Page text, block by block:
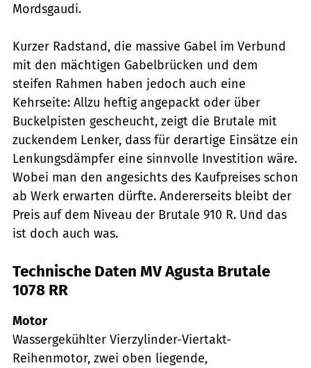
Mordsgaudi.
Kurzer Radstand, die massive Gabel im Verbund
mit den mächtigen Gabelbrücken und dem
steifen Rahmen haben jedoch auch eine
Kehrseite: Allzu heftig angepackt oder über
Buckelpisten gescheucht, zeigt die Brutale mit
zuckendem Lenker, dass für derartige Einsätze ein
Lenkungsdämpfer eine sinnvolle Investition wäre.
Wobei man den angesichts des Kaufpreises schon
ab Werk erwarten dürfte. Andererseits bleibt der
Preis auf dem Niveau der Brutale 910 R. Und das
ist doch auch was.
Technische Daten MV Agusta Brutale
1078 RR
Motor
Wassergekühlter Vierzylinder-Viertakt-
Reihenmotor, zwei oben liegende,